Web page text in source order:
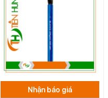
Nhận báo giá